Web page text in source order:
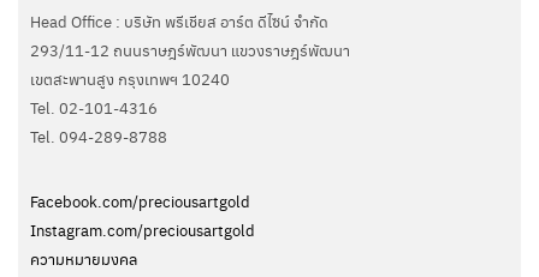
Head Office : บริษัท พรีเชียส อาร์ต ดีไซน์ จำกัด
293/11-12 ถนนราษฎร์พัฒนา แขวงราษฎร์พัฒนา
เขตสะพานสูง กรุงเทพฯ 10240
Tel. 02-101-4316
Tel. ‭094-289-8788‬
Facebook.com/preciousartgold
Instagram.com/preciousartgold
ความหมายมงคล